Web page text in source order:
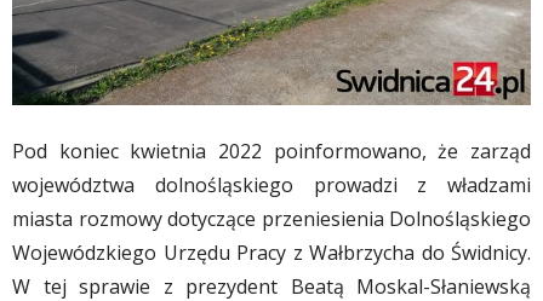
Pod koniec kwietnia 2022 poinformowano, że zarząd
województwa dolnośląskiego prowadzi z władzami
miasta rozmowy dotyczące przeniesienia Dolnośląskiego
Wojewódzkiego Urzędu Pracy z Wałbrzycha do Świdnicy.
W tej sprawie z prezydent Beatą Moskal-Słaniewską